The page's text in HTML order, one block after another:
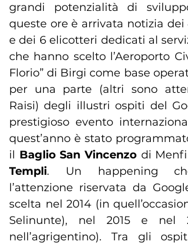
grandi potenzialità di
queste ore è arrivata notizia
e dei 6 elicotteri dedicati al
che hanno scelto l’Aeroporto
Florio” di Birgi come base
per una parte (altri sono
Raisi) degli illustri ospiti del
prestigioso evento
quest’anno è stato
il Baglio San Vincenzo di
Templi. Un happening
l’attenzione riservata da
scelta nel 2014 (in
Selinunte), nel 2015 e nel
nell’agrigentino). Tra gli